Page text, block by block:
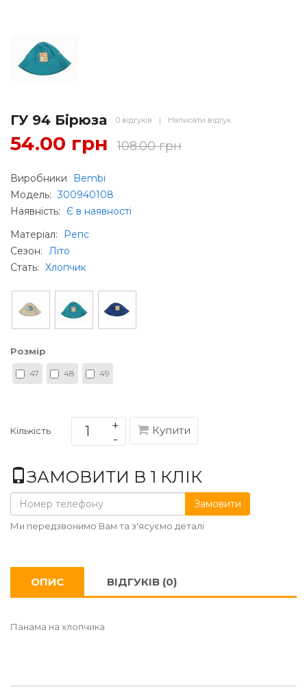
ГУ 94 Бірюза 0 відгуків | Написати відгук
54.00 грн 108.00 грн
Виробники
Bembi
Модель: 300940108
Наявність:
Є в наявності
Матеріал:
Репс
Сезон: Літо
Стать: Хлопчик
Розмір
47 48 49
Кількість Купити
ЗАМОВИТИ В 1 КЛІК
Замовити
Ми передзвонимо Вам та з'ясуємо деталі
ОПИС ВІДГУКІВ (0)
Панама на хлопчика